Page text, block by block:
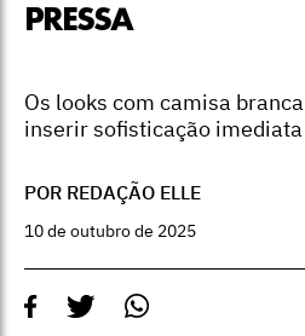
PRESSA
Os looks com camisa
inserir sofisticação
POR REDAÇÃO ELLE
10 de outubro de 2025